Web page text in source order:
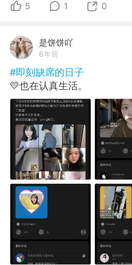
5 1 0
是饼饼吖
6年前
#即刻缺席的日子
💛也在认真生活。